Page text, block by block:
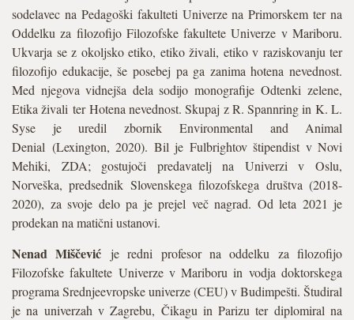
sodelavec na Pedagoški fakulteti Univerze na Primorskem ter na
Oddelku za filozofijo Filozofske fakultete Univerze v Mariboru.
Ukvarja se z okoljsko etiko, etiko živali, etiko v raziskovanju ter
filozofijo edukacije, še posebej pa ga zanima hotena nevednost.
Med njegova vidnejša dela sodijo monografije Odtenki zelene,
Etika živali ter Hotena nevednost. Skupaj z R. Spannring in K. L.
Syse je uredil zbornik Environmental and Animal
Denial (Lexington, 2020). Bil je Fulbrightov štipendist v Novi
Mehiki, ZDA; gostujoči predavatelj na Univerzi v Oslu,
Norveška, predsednik Slovenskega filozofskega društva (2018-
2020), za svoje delo pa je prejel več nagrad. Od leta 2021 je
prodekan na matični ustanovi.
Nenad Miščević je redni profesor na oddelku za filozofijo
Filozofske fakultete Univerze v Mariboru in vodja doktorskega
programa Srednjeevropske univerze (CEU) v Budimpešti. Študiral
je na univerzah v Zagrebu, Čikagu in Parizu ter diplomiral na